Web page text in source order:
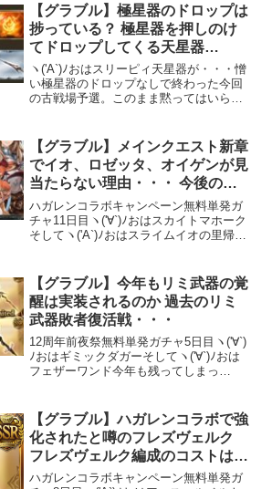
【グラブル】極星器のドロップは
捗っている？ 極星器を押しのけ
てドロップしてくる天星器
が・・・憎い
ヽ('A`)ﾉおはスリーピィ天星器が・・・憎
い極星器のドロップなしで終わった今回
の古戦場予選。このまま黙ってはいられ
周回していました＼(^o^)／両面編成で
90H...
【グラブル】メインクエスト新章
でイオ、ロゼッタ、オイゲンが見
当たらない理由・・・ 今後のシ
ナリオイベントで明らかになって
くる？
ハガレンコラボキャンペーン無料単発ガ
チャ11日目ヽ('∀`)ﾉおはスカイトマホーク
そしてヽ('A`)ﾉおはスライムイオの里帰
獄の6月が日一日と近づいてきています。
昨日...
【グラブル】今年もリミ武器の覚
醒は実装されるのか 過去のリミ
武器敗者復活戦・・・
12周年前夜祭無料単発ガチャ5日目ヽ('∀`)
ﾉおはギミックダガーそしてヽ('∀`)ﾉおは
フェザーワンド今年も残ってしまっ
ーファンタジー】イベント「PS, the A...
【グラブル】ハガレンコラボで強
化されたと噂のフレズヴェルク
フレズヴェルク編成のコストはど
こまで上がっていくのか・・・
ハガレンコラボキャンペーン無料単発ガ